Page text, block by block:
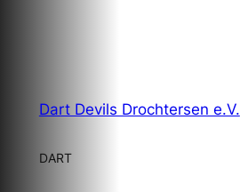
Dart Devils Drochtersen e.V.
DART